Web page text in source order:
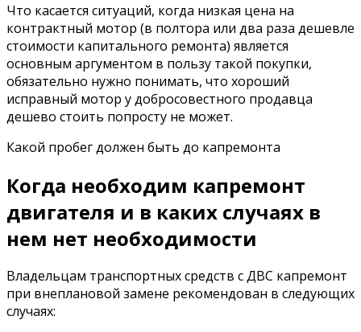
Что касается ситуаций, когда низкая цена на
контрактный мотор (в полтора или два раза дешевле
стоимости капитального ремонта) является
основным аргументом в пользу такой покупки,
обязательно нужно понимать, что хороший
исправный мотор у добросовестного продавца
дешево стоить попросту не может.
Какой пробег должен быть до капремонта
Когда необходим капремонт
двигателя и в каких случаях в
нем нет необходимости
Владельцам транспортных средств с ДВС капремонт
при внеплановой замене рекомендован в следующих
случаях: